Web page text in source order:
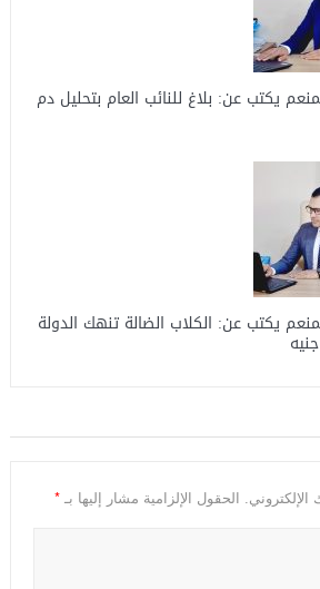
يكتب عن: بلاغ للنائب العام بتحليل دم
يكتب عن: الكلاب الضالة تنهك الدولة
الحقول الإلزامية مشار إليها بـ *